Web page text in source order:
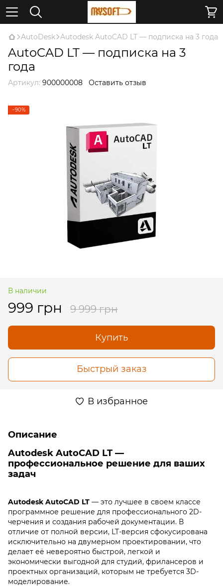
AutoDesk Autodesk AutoCAD LT — подписка на 3 года
AutoCAD LT — подписка на 3
года
Артикул: 900000008 Оставить отзыв
−90%
В наличии
999 грн 9 999 грн
Купить
Быстрый заказ
В избранное
Описание
Autodesk AutoCAD LT —
профессиональное решение для ваших
задач
Autodesk AutoCAD LT — это лучшее в своем классе
программное решение для профессионального 2D-
черчения и создания рабочей документации. В
отличие от полной версии, LT-версия сфокусирована
исключительно на двумерном проектировании, что
делает её невероятно быстрой, легкой и
экономически выгодной для студий, фрилансеров и
проектных организаций, которым не требуется 3D-
моделирование.